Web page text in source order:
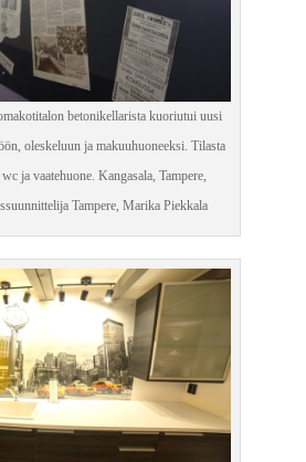
betonikellarista kuoriutui uusi
oleskeluun ja makuuhuoneeksi. Tilasta
ja vaatehuone. Kangasala, Tampere,
Tampere, Marika Piekkala